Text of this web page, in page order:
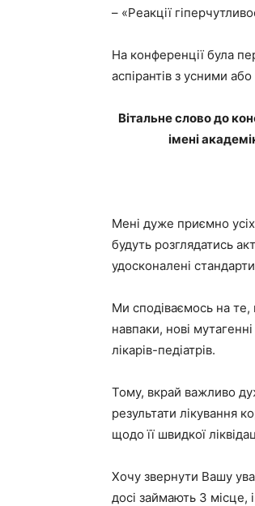
– «Реакції
На конференції була
аспірантів з усними
Вітальне слово до
імені
Мені дуже приємно
будуть розглядатись
удосконалені
Ми сподіваємось на
навпаки, нові
лікарів-педіатрів.
Тому, вкрай важливо
результати лікування
щодо її швидкої
Хочу звернути Вашу
досі займають 3 місце,